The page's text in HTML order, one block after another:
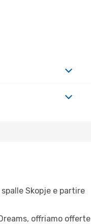
Skopje e partire
offriamo offerte